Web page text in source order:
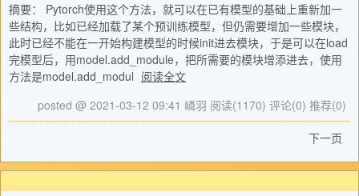
摘要： Pytorch使用这个方法，就可以在已有模型的基础上重新加一
些结构，比如已经加载了某个预训练模型，但仍需要增加一些模块，
此时已经不能在一开始构建模型的时候init进去模块，于是可以在load
完模型后，用model.add_module，把所需要的模块增添进去，使用
方法是model.add_modul 阅读全文
posted @ 2021-03-12 09:41 嶙羽 阅读(1170) 评论(0) 推荐(0)
下一页